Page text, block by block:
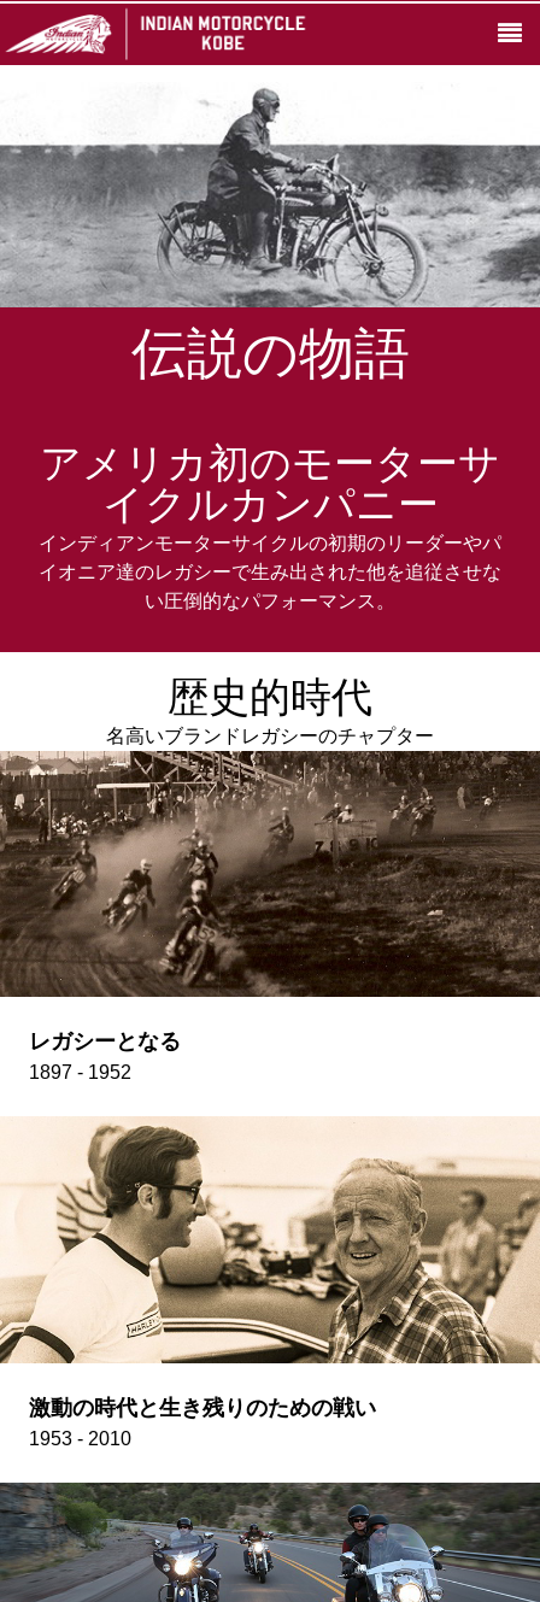
伝説の物語
アメリカ初のモーターサ
イクルカンパニー
インディアンモーターサイクルの初期のリーダーやパ
イオニア達のレガシーで生み出された他を追従させな
い圧倒的なパフォーマンス。
歴史的時代
名高いブランドレガシーのチャプター
レガシーとなる
1897 - 1952
激動の時代と生き残りのための戦い
1953 - 2010